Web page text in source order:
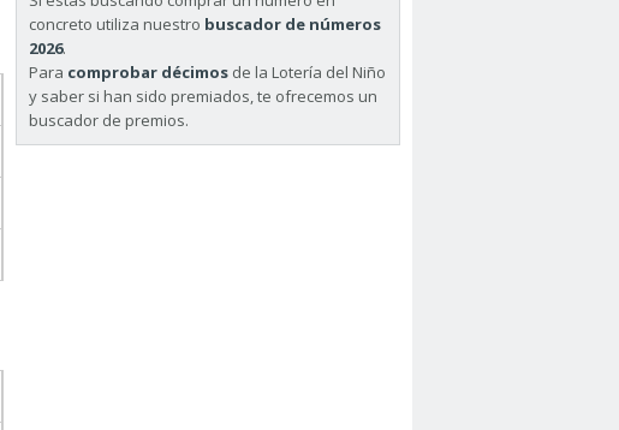
concreto utiliza nuestro buscador de números
2026.
Para comprobar décimos de la Lotería del Niño
y saber si han sido premiados, te ofrecemos un
buscador de premios.